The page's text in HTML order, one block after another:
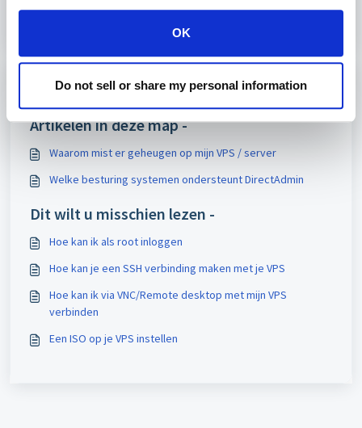
OK
Do not sell or share my personal information
Print
Artikelen in deze map -
Waarom mist er geheugen op mijn VPS / server
Welke besturing systemen ondersteunt DirectAdmin
Dit wilt u misschien lezen -
Hoe kan ik als root inloggen
Hoe kan je een SSH verbinding maken met je VPS
Hoe kan ik via VNC/Remote desktop met mijn VPS
verbinden
Een ISO op je VPS instellen